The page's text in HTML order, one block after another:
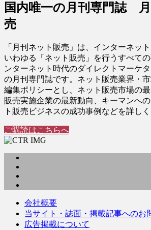
国内唯一の月刊専門誌
売
「月刊ネット販売」は、インターネッ
いわゆる「ネット販売」を行うすべて
ンターネット時代のダイレクトマーケ
の月刊専門誌です。ネット販売業界・
編集ポリシーとし、ネット販売市場の
販売実施企業の最新動向、キーマンへ
ト販売ビジネスの成功事例などを詳し
ご購読はこちらへ
会社概要
当サイト・誌面・掲載記事へのお
広告掲載について